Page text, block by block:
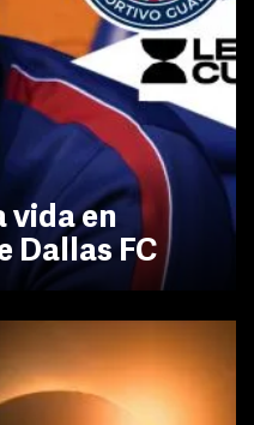
vida en
Dallas FC